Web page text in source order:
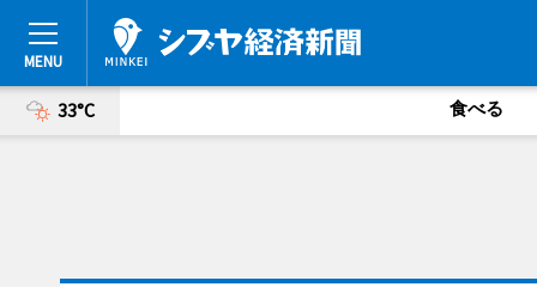
33°C 食べる